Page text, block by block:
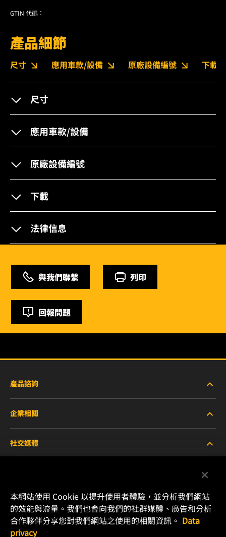
GTIN 代碼：
產品細節
尺寸 應用車款/設備 原廠設備編號 下載
尺寸
應用車款/設備
原廠設備編號
下載
法律信息
與我們聯繫 列印
回報問題
產品諮詢
重型設備車輛
小客車與商用車
賽車產品
企業相關
關於WIX
聯絡我們
職涯發展
社交媒體
Instagram
本網站使用 Cookie 以提升使用者體驗，並分析我們網站
的效能與流量。我們也會向我們的社群媒體、廣告和分析
合作夥伴分享您對我們網站之使用的相關資訊。 Data
privacy